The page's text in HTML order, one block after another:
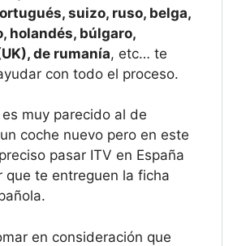
suizo, ruso, belga,
holandés, búlgaro,
de rumanía, etc… te
con todo el proceso.
es muy parecido al de
coche nuevo pero en este
pasar ITV en España
que te entreguen la ficha
en consideración que